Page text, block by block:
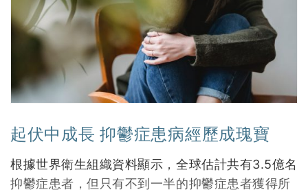
起伏中成長 抑鬱症患病經歷成瑰寶
根據世界衛生組織資料顯示，全球估計共有3.5億名
抑鬱症患者，但只有不到一半的抑鬱症患者獲得所